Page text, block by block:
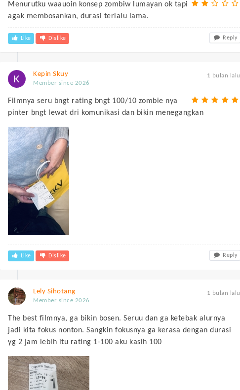
Menurutku waauoin konsep zombiw lumayan ok tapi
agak membosankan, durasi terlalu lama.
Like Dislike Reply
1 bulan lalu
Kepin Skuy
Member since 2026
Filmnya seru bngt rating bngt 100/10 zombie nya
pinter bngt lewat dri komunikasi dan bikin menegangkan
Like Dislike Reply
1 bulan lalu
Lely Sihotang
Member since 2026
The best filmnya, ga bikin bosen. Seruu dan ga ketebak alurnya
jadi kita fokus nonton. Sangkin fokusnya ga kerasa dengan durasi
yg 2 jam lebih itu rating 1-100 aku kasih 100